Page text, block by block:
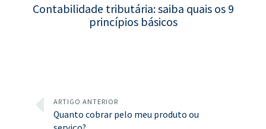
Contabilidade tributária: saiba quais os 9
princípios básicos
ARTIGO ANTERIOR
Quanto cobrar pelo meu produto ou